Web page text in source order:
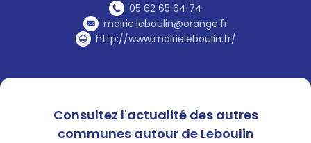
05 62 65 64 74
mairie.leboulin@orange.fr
http://www.mairieleboulin.fr/
Consultez l'actualité des autres
communes autour de Leboulin